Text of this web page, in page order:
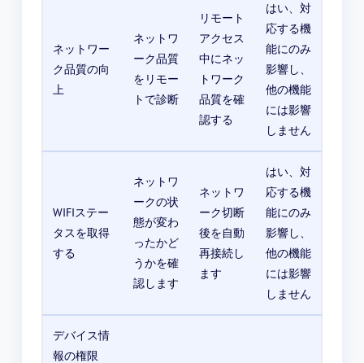
ネットワー
ク品質の向
上
ネットワ
ーク品質
をリモー
トで診断
リモート
アクセス
中にネッ
トワーク
品質を確
認する
はい、対
応する機
能にのみ
影響し、
他の機能
には影響
しません
WIFIステー
タスを取得
する
ネットワ
ークの状
態が変わ
ったかど
うかを確
認します
ネットワ
ーク切断
後を自動
再接続し
ます
はい、対
応する機
能にのみ
影響し、
他の機能
には影響
しません
デバイス情
報の権限